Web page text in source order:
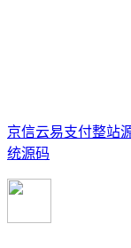
京信云易支付整站
统源码